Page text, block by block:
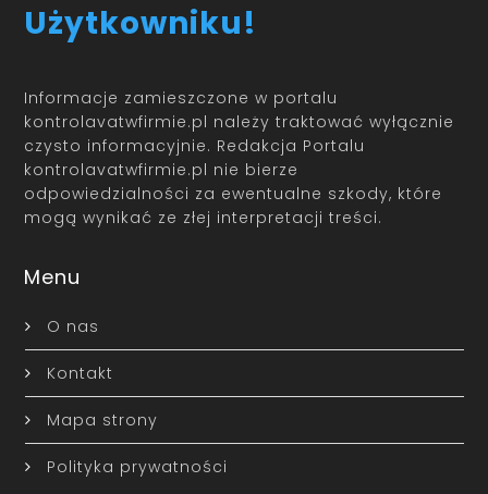
Użytkowniku!
Informacje zamieszczone w portalu
kontrolavatwfirmie.pl należy traktować wyłącznie
czysto informacyjnie. Redakcja Portalu
kontrolavatwfirmie.pl nie bierze
odpowiedzialności za ewentualne szkody, które
mogą wynikać ze złej interpretacji treści.
Menu
O nas
Kontakt
Mapa strony
Polityka prywatności